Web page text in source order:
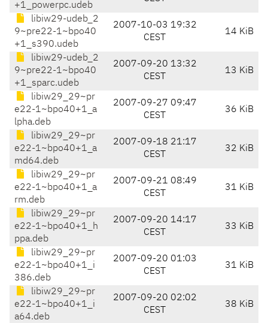
+1_powerpc.udeb
libiw29-udeb_2
9~pre22-1~bpo40
+1_s390.udeb
2007-10-03 19:32
CEST
14 KiB
libiw29-udeb_2
9~pre22-1~bpo40
+1_sparc.udeb
2007-09-20 13:32
CEST
13 KiB
libiw29_29~pr
e22-1~bpo40+1_a
lpha.deb
2007-09-27 09:47
CEST
36 KiB
libiw29_29~pr
e22-1~bpo40+1_a
md64.deb
2007-09-18 21:17
CEST
32 KiB
libiw29_29~pr
e22-1~bpo40+1_a
rm.deb
2007-09-21 08:49
CEST
31 KiB
libiw29_29~pr
e22-1~bpo40+1_h
ppa.deb
2007-09-20 14:17
CEST
33 KiB
libiw29_29~pr
e22-1~bpo40+1_i
386.deb
2007-09-20 01:03
CEST
31 KiB
libiw29_29~pr
e22-1~bpo40+1_i
a64.deb
2007-09-20 02:02
CEST
38 KiB